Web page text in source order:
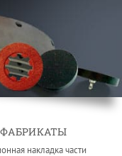
накладка части